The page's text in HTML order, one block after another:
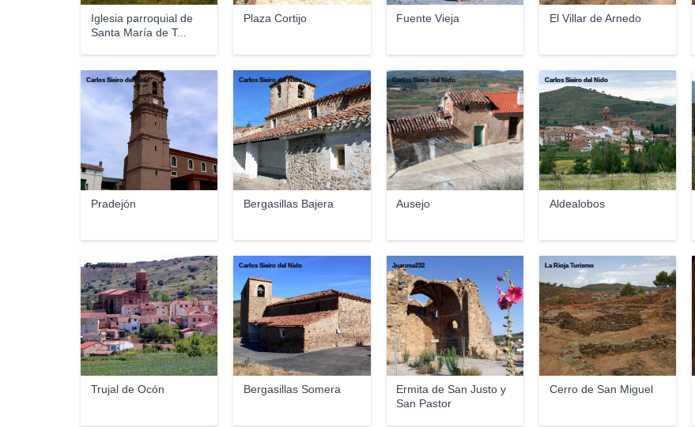
Iglesia parroquial de
Santa María de T...
Plaza Cortijo Fuente Vieja El Villar de Arnedo
Pradejón
Carlos Sieiro del Nido
Bergasillas Bajera
Carlos Sieiro del Nido
Ausejo
Carlos Sieiro del Nido
Aldealobos
Carlos Sieiro del Nido
Trujal de Ocón
Pigmentoazul
Bergasillas Somera
Carlos Sieiro del Nido
Ermita de San Justo y
San Pastor
Juanma232
Cerro de San Miguel
La Rioja Turismo